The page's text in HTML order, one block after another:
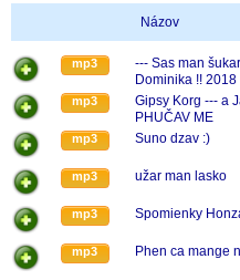
Názov
mp3
--- Sas man
Dominika !! 2018
mp3
Gipsy Korg --- a
PHUČAV ME
mp3 Suno dzav :)
mp3 užar man lasko
mp3 Spomienky
mp3 Phen ca mange